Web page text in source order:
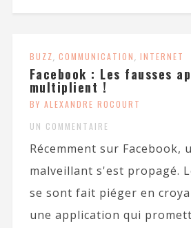
BUZZ, COMMUNICATION, INTERNET
Facebook : Les fausses
multiplient !
BY ALEXANDRE ROCOURT
UN COMMENTAIRE
Récemment sur Facebook,
malveillant s'est propagé.
se sont fait piéger en
une application qui